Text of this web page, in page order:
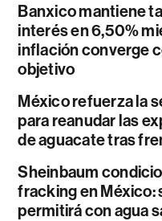
Banxico mantiene
interés en 6,50%
inflación converge
objetivo
México refuerza la
para reanudar las
de aguacate tras
Sheinbaum
fracking en México:
permitirá con agua